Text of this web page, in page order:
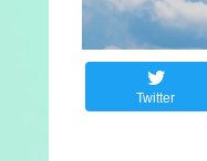
Twitter